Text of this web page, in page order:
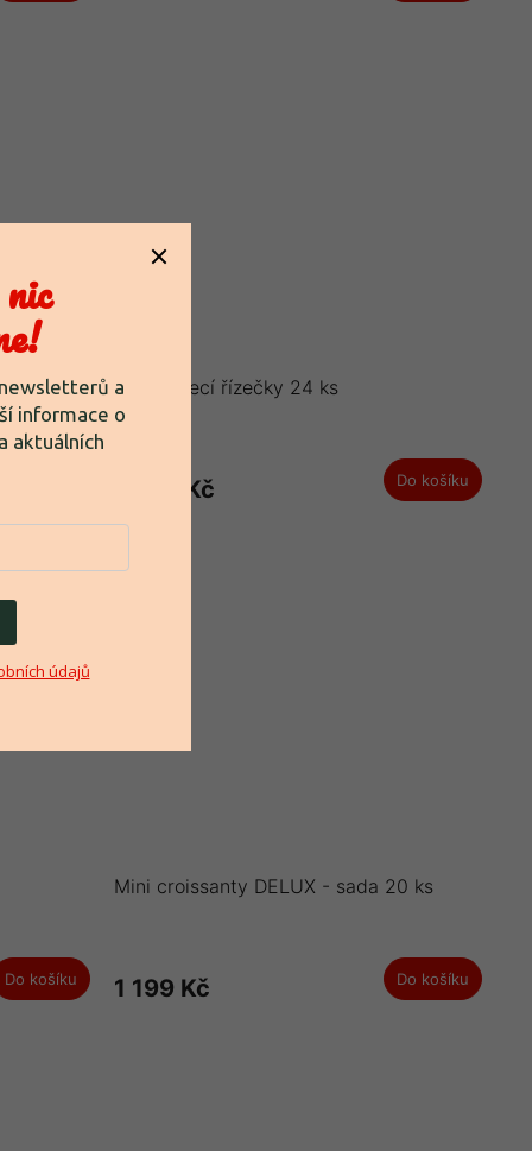
Mísa kuřecí řízečky 24 ks
1 608 Kč Do košíku
Do košíku
Mini croissanty DELUX - sada 20 ks
1 199 Kč Do košíku
a
informace o
aktuálních
údajů